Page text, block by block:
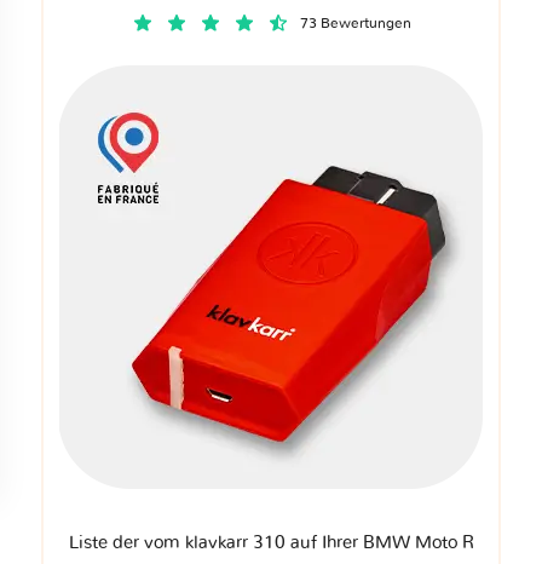
73 Bewertungen
Liste der vom klavkarr 310 auf Ihrer BMW Moto R